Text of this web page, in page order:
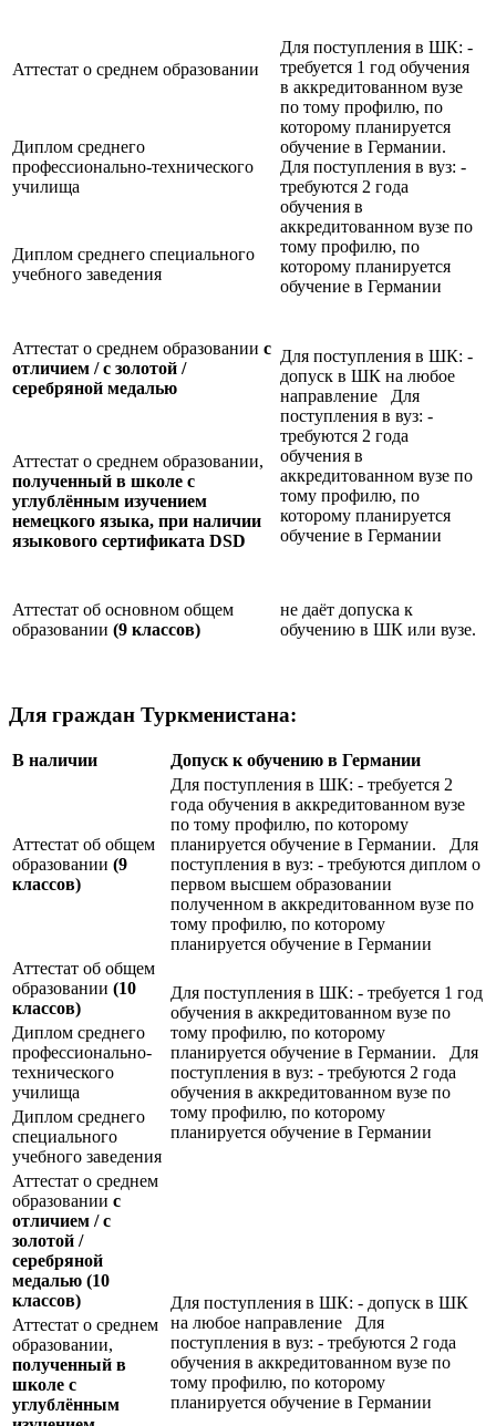
Аттестат о среднем образовании
Для поступления в ШК: -
требуется 1 год обучения
в аккредитованном вузе
по тому профилю, по
которому планируется
обучение в Германии.
Для поступления в вуз: -
требуются 2 года
обучения в
аккредитованном вузе по
тому профилю, по
которому планируется
обучение в Германии
Диплом среднего
профессионально-технического
училища
Диплом среднего специального
учебного заведения
Аттестат о среднем образовании с
отличием / с золотой /
серебряной медалью
Для поступления в ШК: -
допуск в ШК на любое
направление Для
поступления в вуз: -
требуются 2 года
обучения в
аккредитованном вузе по
тому профилю, по
которому планируется
обучение в Германии
Аттестат о среднем образовании,
полученный в школе с
углублённым изучением
немецкого языка, при наличии
языкового сертификата DSD
Аттестат об основном общем
образовании (9 классов)
не даёт допуска к
обучению в ШК или вузе.
Для граждан Туркменистана:
В наличии Допуск к обучению в Германии
Аттестат об общем
образовании (9
классов)
Для поступления в ШК: - требуется 2
года обучения в аккредитованном вузе
по тому профилю, по которому
планируется обучение в Германии. Для
поступления в вуз: - требуются диплом о
первом высшем образовании
полученном в аккредитованном вузе по
тому профилю, по которому
планируется обучение в Германии
Аттестат об общем
образовании (10
классов)
Для поступления в ШК: - требуется 1 год
обучения в аккредитованном вузе по
тому профилю, по которому
планируется обучение в Германии. Для
поступления в вуз: - требуются 2 года
обучения в аккредитованном вузе по
тому профилю, по которому
планируется обучение в Германии
Диплом среднего
профессионально-
технического
училища
Диплом среднего
специального
учебного заведения
Аттестат о среднем
образовании с
отличием / с
золотой /
серебряной
медалью (10
классов)
Для поступления в ШК: - допуск в ШК
на любое направление Для
поступления в вуз: - требуются 2 года
обучения в аккредитованном вузе по
тому профилю, по которому
планируется обучение в Германии
Аттестат о среднем
образовании,
полученный в
школе с
углублённым